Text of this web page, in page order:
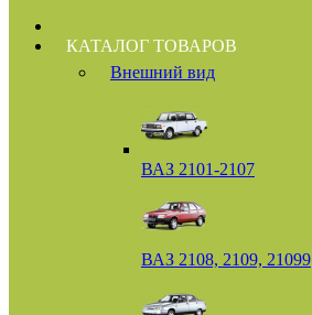
КАТАЛОГ ТОВАРОВ
Внешний вид
ВАЗ 2101-2107
ВАЗ 2108, 2109, 21099